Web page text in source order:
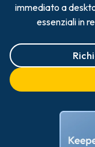
immediato a
essenziali in